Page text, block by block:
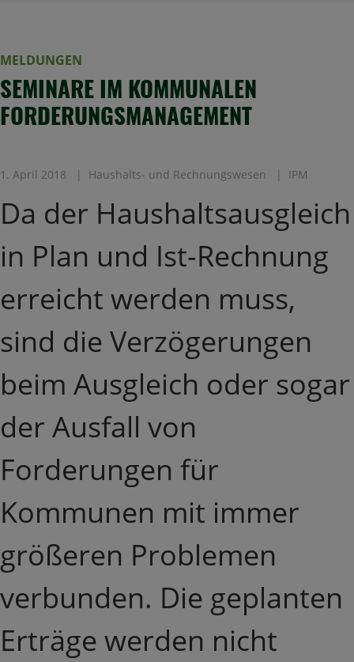
MELDUNGEN
SEMINARE IM KOMMUNALEN
FORDERUNGSMANAGEMENT
1. April 2018 Haushalts- und Rechnungswesen IPM
Da der Haushaltsausgleich
in Plan und Ist-Rechnung
erreicht werden muss,
sind die Verzögerungen
beim Ausgleich oder sogar
der Ausfall von
Forderungen für
Kommunen mit immer
größeren Problemen
verbunden. Die geplanten
Erträge werden nicht